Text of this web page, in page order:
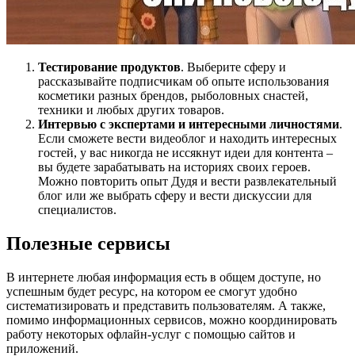
Тестирование продуктов. Выберите сферу и
рассказывайте подписчикам об опыте использования
косметики разных брендов, рыболовных снастей,
техники и любых других товаров.
Интервью с экспертами и интересными личностями.
Если сможете вести видеоблог и находить интересных
гостей, у вас никогда не иссякнут идеи для контента –
вы будете зарабатывать на историях своих героев.
Можно повторить опыт Дудя и вести развлекательный
блог или же выбрать сферу и вести дискуссии для
специалистов.
Полезные сервисы
В интернете любая информация есть в общем доступе, но
успешным будет ресурс, на котором ее смогут удобно
систематизировать и представить пользователям. А также,
помимо информационных сервисов, можно координировать
работу некоторых офлайн-услуг с помощью сайтов и
приложений.